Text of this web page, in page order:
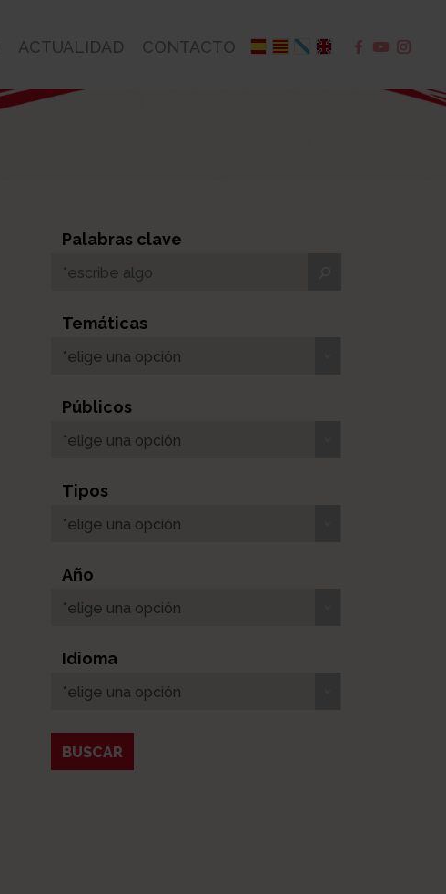
ACTUALIDAD CONTACTO
Palabras clave
Temáticas
*elige una opción
Públicos
*elige una opción
Tipos
*elige una opción
Año
*elige una opción
Idioma
*elige una opción